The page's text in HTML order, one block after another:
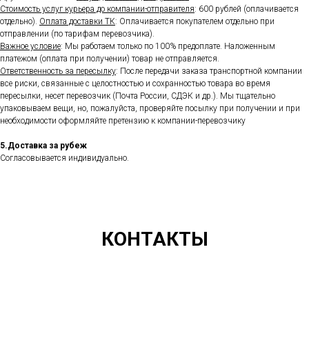
Стоимость услуг курьера до компании-отправителя: 600 рублей (оплачивается
отдельно). Оплата доставки ТК: Оплачивается покупателем отдельно при
отправлении (по тарифам перевозчика).
Важное условие: Мы работаем только по 100% предоплате. Наложенным
платежом (оплата при получении) товар не отправляется.
Ответственность за пересылку: После передачи заказа транспортной компании
все риски, связанные с целостностью и сохранностью товара во время
пересылки, несет перевозчик (Почта России, СДЭК и др.). Мы тщательно
упаковываем вещи, но, пожалуйста, проверяйте посылку при получении и при
необходимости оформляйте претензию к компании-перевозчику
5.Доставка за рубеж
Согласовывается индивидуально.
КОНТАКТЫ